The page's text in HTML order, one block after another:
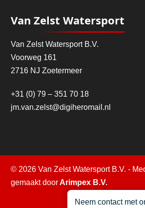
Van Zelst Watersport
Van Zelst Watersport B.V.
Voorweg 161
2716 NJ Zoetermeer
+31 (0) 79 – 351 70 18
jm.van.zelst@digiheromail.nl
© 2026 Van Zelst Watersport B.V. -
gemaakt doorArimpex B.V.
Neem contact met